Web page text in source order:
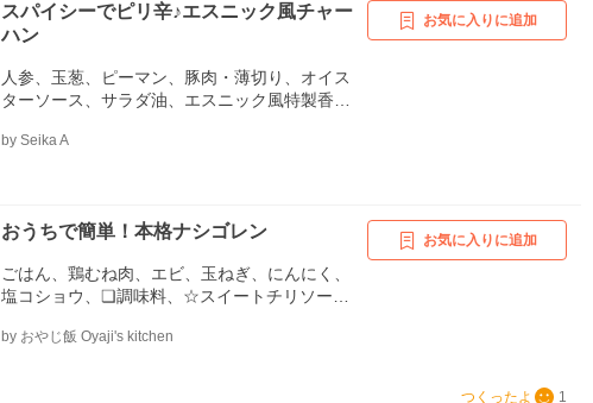
スパイシーでピリ辛♪エスニック風チャー
ハン
人参、玉葱、ピーマン、豚肉・薄切り、オイス
ターソース、サラダ油、エスニック風特製香味
で）、ナンプラー、パクチー（＝香菜、シャン
by Seika A
お気に入りに追加
おうちで簡単！本格ナシゴレン
ごはん、鶏むね肉、エビ、玉ねぎ、にんにく、
塩コショウ、❏調味料、☆スイートチリソー
ース、☆料理酒、☆しょう油
by おやじ飯 Oyaji's kitchen
お気に入りに追加
つくったよ 1